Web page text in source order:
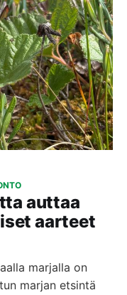
auttaa
aarteet
marjalla on
marjan etsintä